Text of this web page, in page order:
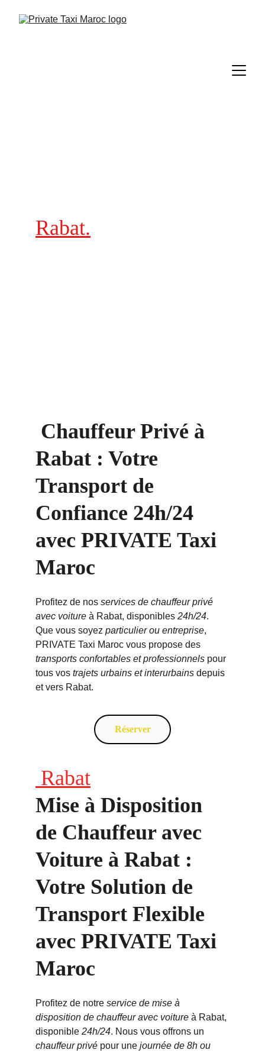
Rabat.
Chauffeur Privé à
Rabat : Votre
Transport de
Confiance 24h/24
avec PRIVATE Taxi
Maroc
Profitez de nos services de chauffeur privé
avec voiture à Rabat, disponibles 24h/24.
Que vous soyez particulier ou entreprise,
PRIVATE Taxi Maroc vous propose des
transports confortables et professionnels pour
tous vos trajets urbains et interurbains depuis
et vers Rabat.
Réserver
Rabat
Mise à Disposition
de Chauffeur avec
Voiture à Rabat :
Votre Solution de
Transport Flexible
avec PRIVATE Taxi
Maroc
Profitez de notre service de mise à
disposition de chauffeur avec voiture à Rabat,
disponible 24h/24. Nous vous offrons un
chauffeur privé pour une journée de 8h ou